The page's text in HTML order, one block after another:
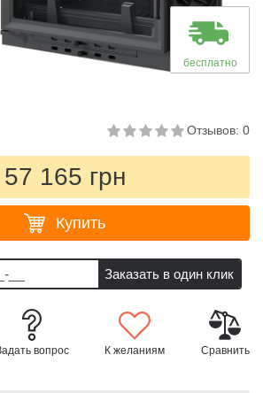
бесплатно
Отзывов: 0
57 165 грн
Купить
вопрос К желаниям Сравнить